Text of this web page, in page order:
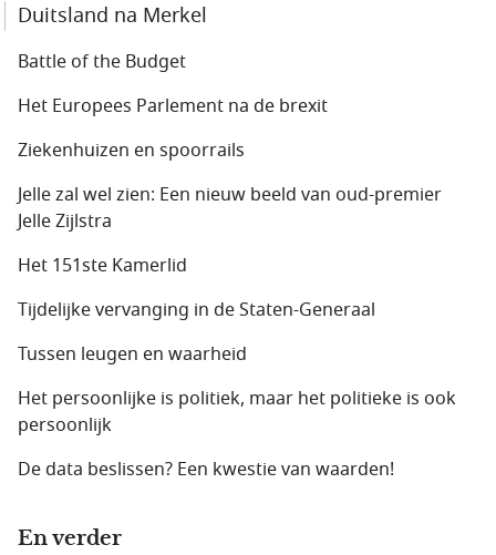
Duitsland na Merkel
Battle of the Budget
Het Europees Parlement na de brexit
Ziekenhuizen en spoorrails
Jelle zal wel zien: Een nieuw beeld van oud-premier
Jelle Zijlstra
Het 151ste Kamerlid
Tijdelijke vervanging in de Staten-Generaal
Tussen leugen en waarheid
Het persoonlijke is politiek, maar het politieke is ook
persoonlijk
De data beslissen? Een kwestie van waarden!
En verder